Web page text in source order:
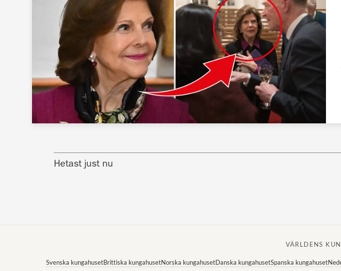
Hetast just nu
VÄRLDENS
Svenska kungahusetBrittiska kungahusetNorska kungahusetDanska kungahusetSpanska kungahuset